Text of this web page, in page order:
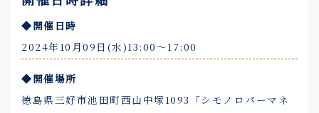
◆開催日時
2024年10月09日(水)13:00〜17:00
◆開催場所
徳島県三好市池田町西山中塚1093「シモノロパーマネ